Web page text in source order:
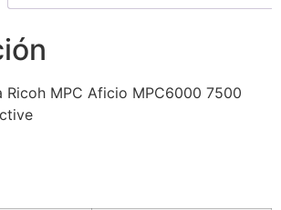
Ricoh MPC Aficio MPC6000 7500